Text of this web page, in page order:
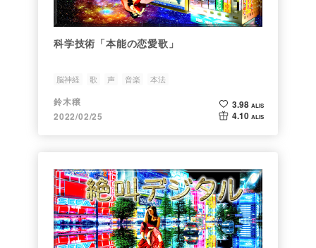
科学技術「本能の恋愛歌」
脳神経 歌 声 音楽 本法
鈴木穣
2022/02/25
3.98 ALIS
4.10 ALIS